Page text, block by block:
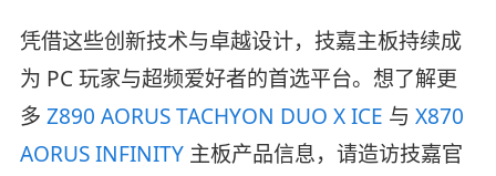
凭借这些创新技术与卓越设计，技嘉主板持续成
为 PC 玩家与超频爱好者的首选平台。想了解更
多 Z890 AORUS TACHYON DUO X ICE 与 X870
AORUS INFINITY主板产品信息，请造访技嘉官